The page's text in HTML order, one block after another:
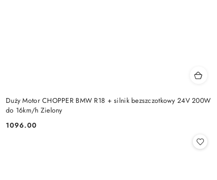
Duży Motor CHOPPER BMW R18 + silnik bezszczotkowy 24V 200W
do 16km/h Zielony
Cena:
1096.00